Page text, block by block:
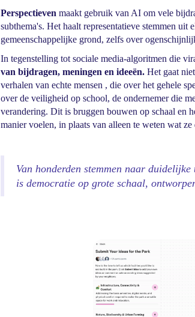
Perspectieven maakt gebruik van AI om vele
subthema's. Het haalt representatieve stemmen
gemeenschappelijke grond, zelfs over
In tegenstelling tot sociale media-algoritmen die
van bijdragen, meningen en ideeën. Het gaat
verhalen van echte mensen , die over het gehele
over de veiligheid op school, de ondernemer die
verandering. Dit is bruggen bouwen op schaal en
manier voelen, in plaats van alleen te weten wat ze
Van honderden stemmen naar
is democratie op grote schaal,